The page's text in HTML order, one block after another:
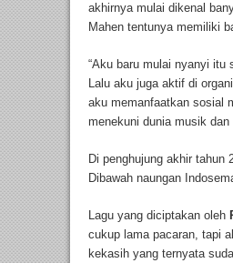
akhirnya mulai dikenal
Mahen tentunya memiliki
“Aku baru mulai nyanyi itu
Lalu aku juga aktif di
aku memanfaatkan sosial
menekuni dunia musik
Di penghujung akhir tahun
Dibawah naungan
Lagu yang diciptakan oleh
cukup lama pacaran, tapi
kekasih yang ternyata